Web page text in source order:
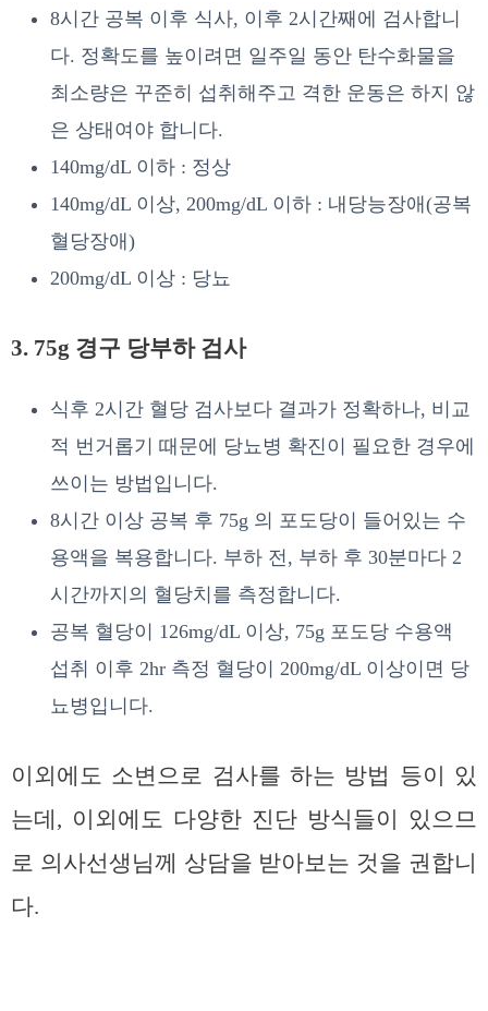
8시간 공복 이후 식사, 이후 2시간째에 검사합니
다. 정확도를 높이려면 일주일 동안 탄수화물을
최소량은 꾸준히 섭취해주고 격한 운동은 하지 않
은 상태여야 합니다.
140mg/dL 이하 : 정상
140mg/dL 이상, 200mg/dL 이하 : 내당능장애(공복
혈당장애)
200mg/dL 이상 : 당뇨
3. 75g 경구 당부하 검사
식후 2시간 혈당 검사보다 결과가 정확하나, 비교
적 번거롭기 때문에 당뇨병 확진이 필요한 경우에
쓰이는 방법입니다.
8시간 이상 공복 후 75g 의 포도당이 들어있는 수
용액을 복용합니다. 부하 전, 부하 후 30분마다 2
시간까지의 혈당치를 측정합니다.
공복 혈당이 126mg/dL 이상, 75g 포도당 수용액
섭취 이후 2hr 측정 혈당이 200mg/dL 이상이면 당
뇨병입니다.
이외에도 소변으로 검사를 하는 방법 등이 있
는데, 이외에도 다양한 진단 방식들이 있으므
로 의사선생님께 상담을 받아보는 것을 권합니
다.